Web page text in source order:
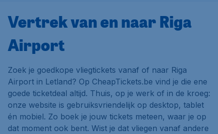
Vertrek van en naar Riga
Airport
Zoek je goedkope vliegtickets vanaf of naar Riga
Airport in Letland? Op CheapTickets.be vind je die ene
goede ticketdeal altijd. Thuis, op je werk of in de kroeg:
onze website is gebruiksvriendelijk op desktop, tablet
én mobiel. Zo boek je jouw tickets meteen, waar je op
dat moment ook bent. Wist je dat vliegen vanaf andere